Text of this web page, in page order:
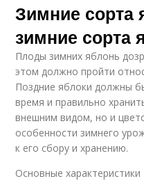
Зимние сорта
зимние сорта
Плоды зимних яблонь
этом должно пройти
Поздние яблоки должны
время и правильно
внешним видом, но и
особенности зимнего
к его сбору и хранению.
Основные характеристики